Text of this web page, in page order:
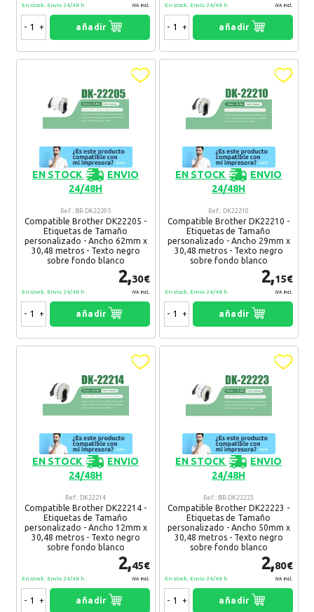
IVA Incl.
En stock. Envío 24/48 h
- + añadir
IVA Incl.
En stock. Envío 24/48 h
- + añadir
EN STOCK
ENVIO
24/48H
Ref.: BR-DK22205
Compatible Brother DK22205 -
Etiquetas de Tamaño
personalizado - Ancho 62mm x
30,48 metros - Texto negro
sobre fondo blanco
2,30€
IVA Incl.
En stock. Envío 24/48 h
- + añadir
EN STOCK
ENVIO
24/48H
Ref.: DK22210
Compatible Brother DK22210 -
Etiquetas de Tamaño
personalizado - Ancho 29mm x
30,48 metros - Texto negro
sobre fondo blanco
2,15€
IVA Incl.
En stock. Envío 24/48 h
- + añadir
EN STOCK
ENVIO
24/48H
Ref.: DK22214
Compatible Brother DK22214 -
Etiquetas de Tamaño
personalizado - Ancho 12mm x
30,48 metros - Texto negro
sobre fondo blanco
2,45€
IVA Incl.
En stock. Envío 24/48 h
- + añadir
EN STOCK
ENVIO
24/48H
Ref.: BR-DK22223
Compatible Brother DK22223 -
Etiquetas de Tamaño
personalizado - Ancho 50mm x
30,48 metros - Texto negro
sobre fondo blanco
2,80€
IVA Incl.
En stock. Envío 24/48 h
- + añadir